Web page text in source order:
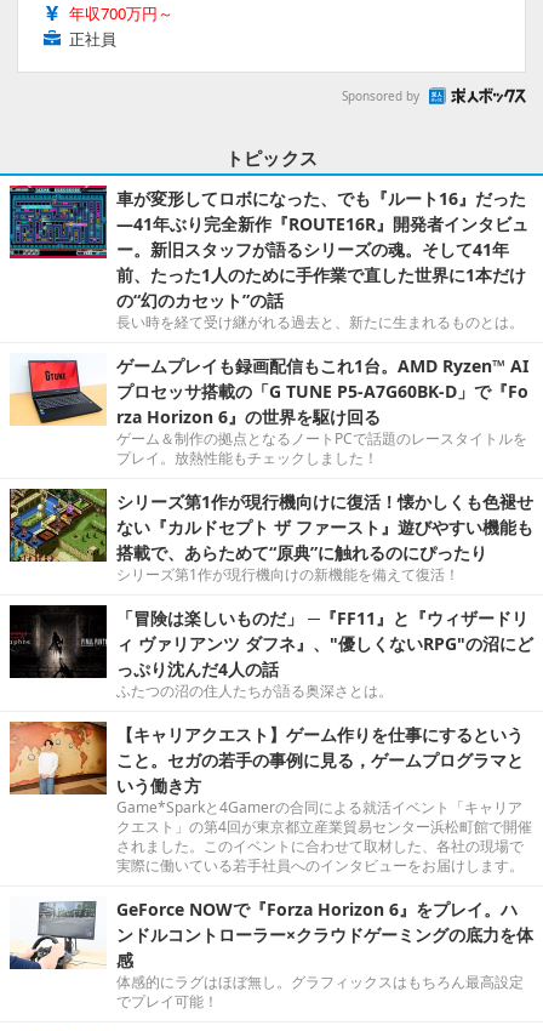
年収700万円～
正社員
Sponsored by
トピックス
車が変形してロボになった、でも『ルート16』だった
―41年ぶり完全新作『ROUTE16R』開発者インタビュ
ー。新旧スタッフが語るシリーズの魂。そして41年
前、たった1人のために手作業で直した世界に1本だけ
の“幻のカセット”の話
長い時を経て受け継がれる過去と、新たに生まれるものとは。
ゲームプレイも録画配信もこれ1台。AMD Ryzen™ AI
プロセッサ搭載の「G TUNE P5-A7G60BK-D」で『Fo
rza Horizon 6』の世界を駆け回る
ゲーム＆制作の拠点となるノートPCで話題のレースタイトルを
プレイ。放熱性能もチェックしました！
シリーズ第1作が現行機向けに復活！懐かしくも色褪せ
ない『カルドセプト ザ ファースト』遊びやすい機能も
搭載で、あらためて“原典”に触れるのにぴったり
シリーズ第1作が現行機向けの新機能を備えて復活！
「冒険は楽しいものだ」 ─『FF11』と『ウィザードリ
ィ ヴァリアンツ ダフネ』、"優しくないRPG"の沼にど
っぷり沈んだ4人の話
ふたつの沼の住人たちが語る奥深さとは。
【キャリアクエスト】ゲーム作りを仕事にするという
こと。セガの若手の事例に見る，ゲームプログラマと
いう働き方
Game*Sparkと4Gamerの合同による就活イベント「キャリア
クエスト」の第4回が東京都立産業貿易センター浜松町館で開催
されました。このイベントに合わせて取材した、各社の現場で
実際に働いている若手社員へのインタビューをお届けします。
GeForce NOWで『Forza Horizon 6』をプレイ。ハ
ンドルコントローラー×クラウドゲーミングの底力を体
感
体感的にラグはほぼ無し。グラフィックスはもちろん最高設定
でプレイ可能！